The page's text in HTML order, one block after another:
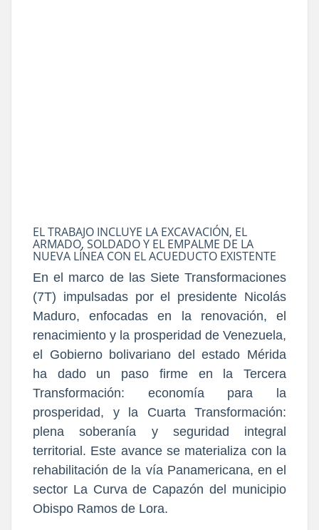
EL TRABAJO INCLUYE LA EXCAVACIÓN, EL
ARMADO, SOLDADO Y EL EMPALME DE LA
NUEVA LÍNEA CON EL ACUEDUCTO EXISTENTE
En el marco de las Siete Transformaciones
(7T) impulsadas por el presidente Nicolás
Maduro, enfocadas en la renovación, el
renacimiento y la prosperidad de Venezuela,
el Gobierno bolivariano del estado Mérida
ha dado un paso firme en la Tercera
Transformación: economía para la
prosperidad, y la Cuarta Transformación:
plena soberanía y seguridad integral
territorial. Este avance se materializa con la
rehabilitación de la vía Panamericana, en el
sector La Curva de Capazón del municipio
Obispo Ramos de Lora.